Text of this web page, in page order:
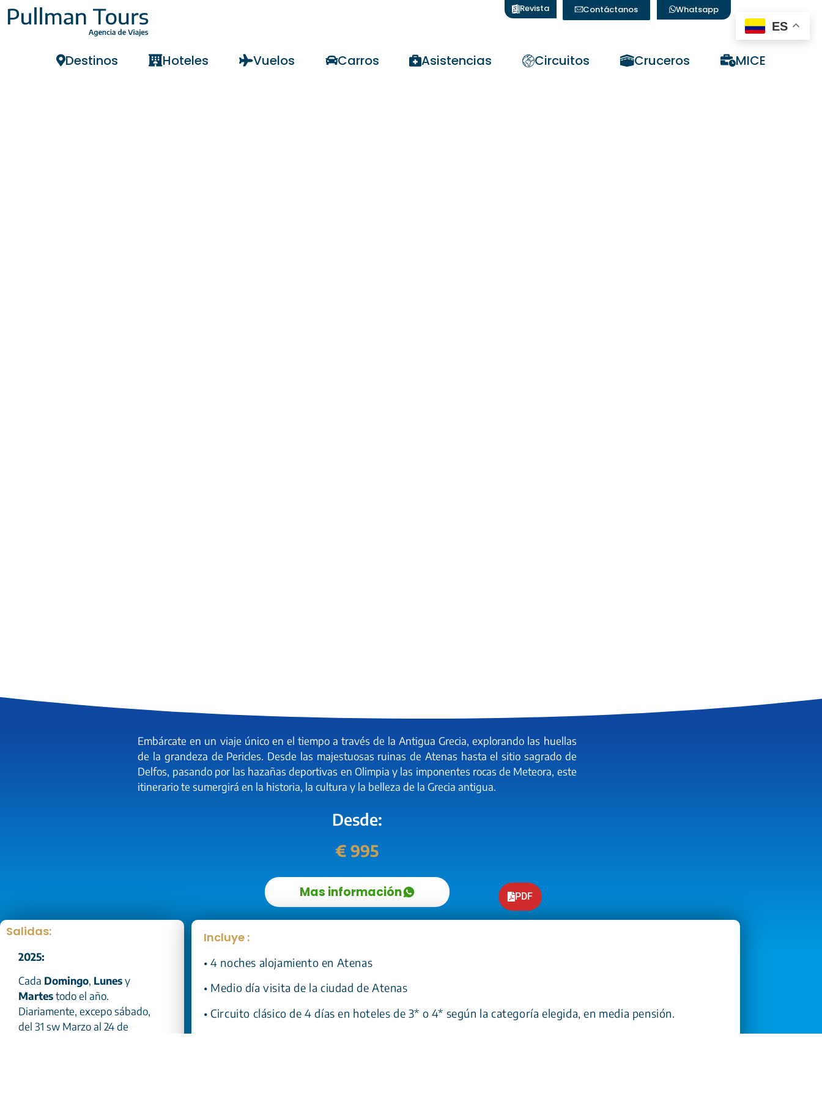
Revista Contáctanos Whatsapp
Destinos Hoteles Vuelos Carros Asistencias Circuitos Cruceros MICE
Embárcate en un viaje único en el tiempo a través de la Antigua Grecia, explorando las huellas
de la grandeza de Pericles. Desde las majestuosas ruinas de Atenas hasta el sitio sagrado de
Delfos, pasando por las hazañas deportivas en Olimpia y las imponentes rocas de Meteora, este
itinerario te sumergirá en la historia, la cultura y la belleza de la Grecia antigua.
Desde:
€ 995
Mas información PDF
Salidas:
2025:
Cada Domingo, Lunesy
Martestodo el año.
Diariamente, excepo sábado,
del 31 sw Marzo al 24 de
Incluye :
• 4 noches alojamiento en Atenas
• Medio día visita de la ciudad de Atenas
• Circuito clásico de 4 días en hoteles de 3* o 4* según la categoría elegida, en media pensión.
ES